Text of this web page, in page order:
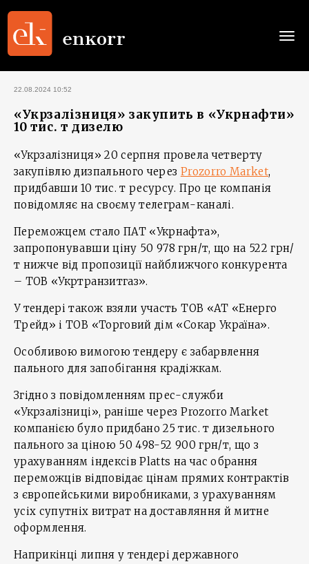
22.08.2024 10:52
«Укрзалізниця» закупить в «Укрнафти»
10 тис. т дизелю
«Укрзалізниця» 20 серпня провела четверту
закупівлю дизпального через Prozorro Market,
придбавши 10 тис. т ресурсу. Про це компанія
повідомляє на своєму телеграм-каналі.
Переможцем стало ПАТ «Укрнафта»,
запропонувавши ціну 50 978 грн/т, що на 522 грн/
т нижче від пропозиції найближчого конкурента
– ТОВ «Укртранзитгаз».
У тендері також взяли участь ТОВ «АТ «Енерго
Трейд» і ТОВ «Торговий дім «Сокар Україна».
Особливою вимогою тендеру є забарвлення
пального для запобігання крадіжкам.
Згідно з повідомленням прес-служби
«Укрзалізниці», раніше через Prozorro Market
компанією було придбано 25 тис. т дизельного
пального за ціною 50 498-52 900 грн/т, що з
урахуванням індексів Platts на час обрання
переможців відповідає цінам прямих контрактів
з європейськими виробниками, з урахуванням
усіх супутніх витрат на доставляння й митне
оформлення.
Наприкінці липня у тендері державного